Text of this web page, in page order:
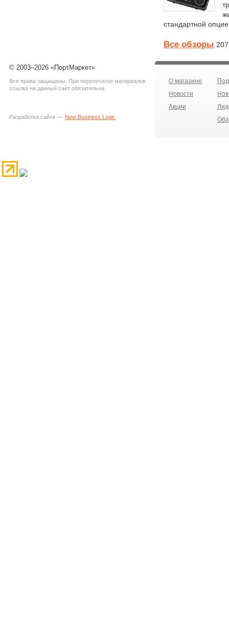
стандартной
Все обзоры 207
© 2003–2026 «ПортМаркет»
Все права защищены. При перепечатке материалов
ссылка на данный сайт обязательна.
Разработка сайта — New Business Logic
О магазине
Новости
Акции